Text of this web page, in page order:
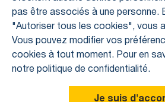
pas être associés à une personne.
"Autoriser tous les cookies", vous
Vous pouvez modifier vos
cookies à tout moment. Pour en
notre politique de confidentialité.
Colophon
À propos de Forever
Qui sommes-nous ?
Comment travaillons-nous ?
Modèle d'affaires unique
Copyright 2026 © Forever Living